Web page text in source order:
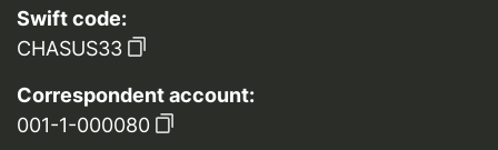
Swift code:
CHASUS33
Correspondent account:
001-1-000080